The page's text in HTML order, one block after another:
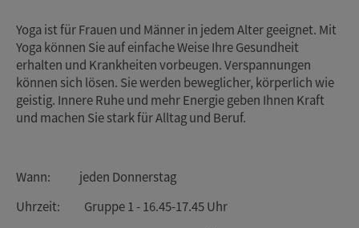
Yoga ist für Frauen und Männer in jedem Alter geeignet. Mit
Yoga können Sie auf einfache Weise Ihre Gesundheit
erhalten und Krankheiten vorbeugen. Verspannungen
können sich lösen. Sie werden beweglicher, körperlich wie
geistig. Innere Ruhe und mehr Energie geben Ihnen Kraft
und machen Sie stark für Alltag und Beruf.
Wann: jeden Donnerstag
Uhrzeit: Gruppe 1 - 16.45-17.45 Uhr